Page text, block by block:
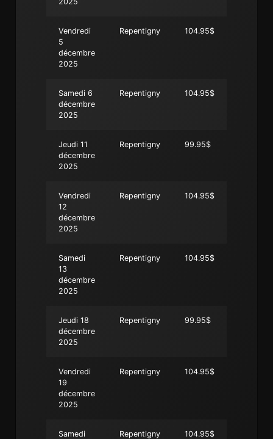
Vendredi
5
décembre
2025
Repentigny 104.95$
Samedi 6
décembre
2025
Repentigny 104.95$
Jeudi 11
décembre
2025
Repentigny 99.95$
Vendredi
12
décembre
2025
Repentigny 104.95$
Samedi
13
décembre
2025
Repentigny 104.95$
Jeudi 18
décembre
2025
Repentigny 99.95$
Vendredi
19
décembre
2025
Repentigny 104.95$
Samedi
Repentigny 104.95$